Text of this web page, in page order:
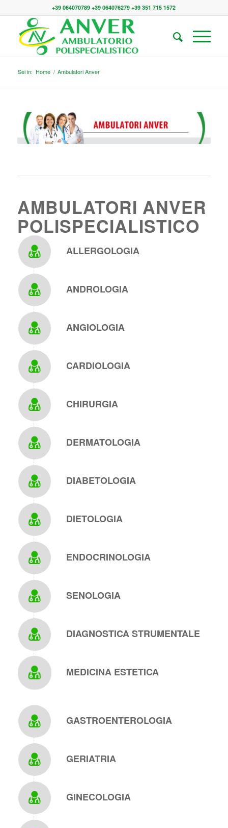
+39 064070789 +39 064076279 +39 351 715 1572
Sei in: Home / Ambulatori Anver
AMBULATORI ANVER
POLISPECIALISTICO
ALLERGOLOGIA
ANDROLOGIA
ANGIOLOGIA
CARDIOLOGIA
CHIRURGIA
DERMATOLOGIA
DIABETOLOGIA
DIETOLOGIA
ENDOCRINOLOGIA
SENOLOGIA
DIAGNOSTICA STRUMENTALE
MEDICINA ESTETICA
GASTROENTEROLOGIA
GERIATRIA
GINECOLOGIA